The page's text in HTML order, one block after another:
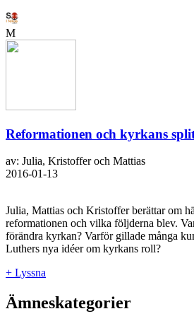
M
Reformationen och kyrkans
av: Julia, Kristoffer och Mattias
2016-01-13
Julia, Mattias och Kristoffer berättar om
reformationen och vilka följderna blev.
förändra kyrkan? Varför gillade många
Luthers nya idéer om kyrkans roll?
+ Lyssna
Ämneskategorier